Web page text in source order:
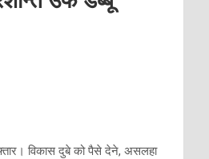
विकास दुबे को पैसे देने, असलहा